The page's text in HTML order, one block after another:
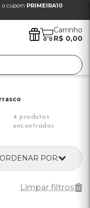
o cupom PRIMEIRA10
Carrinho
R$ 0,00
4 produtos
encontrados
ORDENAR POR:
Limpar filtros